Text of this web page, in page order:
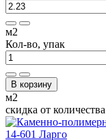
м2
Кол-во, упак
В корзину
м2
скидка от количества